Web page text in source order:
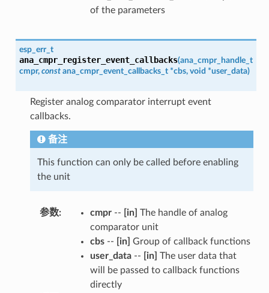
of the parameters
esp_err_t
ana_cmpr_register_event_callbacks(ana_cmpr_handle_t
cmpr, const ana_cmpr_event_callbacks_t *cbs, void *user_data)
Register analog comparator interrupt event
callbacks.
备注
This function can only be called before enabling
the unit
参数: cmpr-- [in] The handle of analog
comparator unit
cbs-- [in] Group of callback functions
user_data-- [in] The user data that
will be passed to callback functions
directly